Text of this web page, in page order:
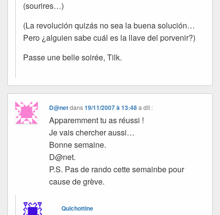
(sourires…)
(La revolución quizás no sea la buena solución…
Pero ¿alguien sabe cuál es la llave del porvenir?)
Passe une belle soirée, Tilk.
D@netdans19/11/2007 à 13:48 a dit :
Apparemment tu as réussi !
Je vais chercher aussi…
Bonne semaine.
D@net.
P.S. Pas de rando cette semainbe pour
cause de grève.
Quichottine